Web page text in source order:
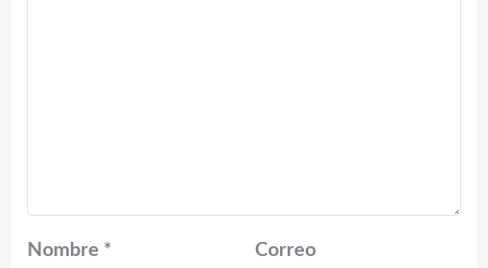
Nombre *
Correo